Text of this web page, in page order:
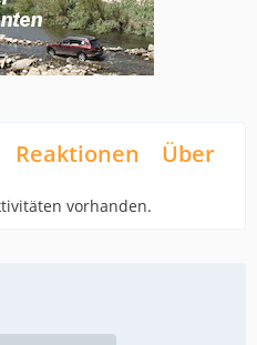
Reaktionen Über
vorhanden.